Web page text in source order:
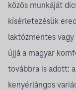
közös munkáját
kísérletezésük
laktózmentes
újjá a magyar
továbbra is adott:
kenyérlángos